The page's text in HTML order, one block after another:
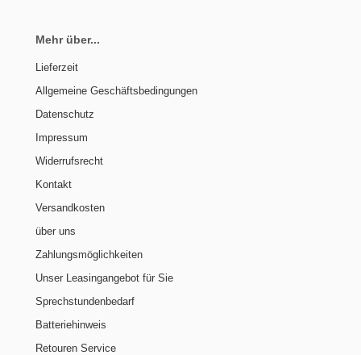
Mehr über...
Lieferzeit
Allgemeine Geschäftsbedingungen
Datenschutz
Impressum
Widerrufsrecht
Kontakt
Versandkosten
über uns
Zahlungsmöglichkeiten
Unser Leasingangebot für Sie
Sprechstundenbedarf
Batteriehinweis
Retouren Service